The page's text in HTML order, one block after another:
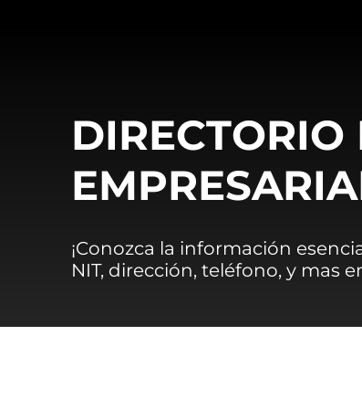
DIRECTORIO
¡Conozca la información
NIT, dirección, teléfono, y mas